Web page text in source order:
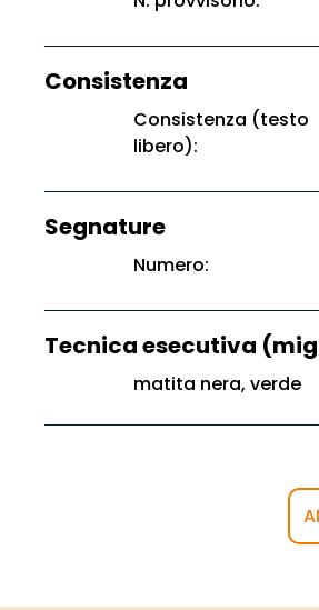
Consistenza
Consistenza (testo
libero):
Segnature
Numero:
Tecnica esecutiva
matita nera, verde